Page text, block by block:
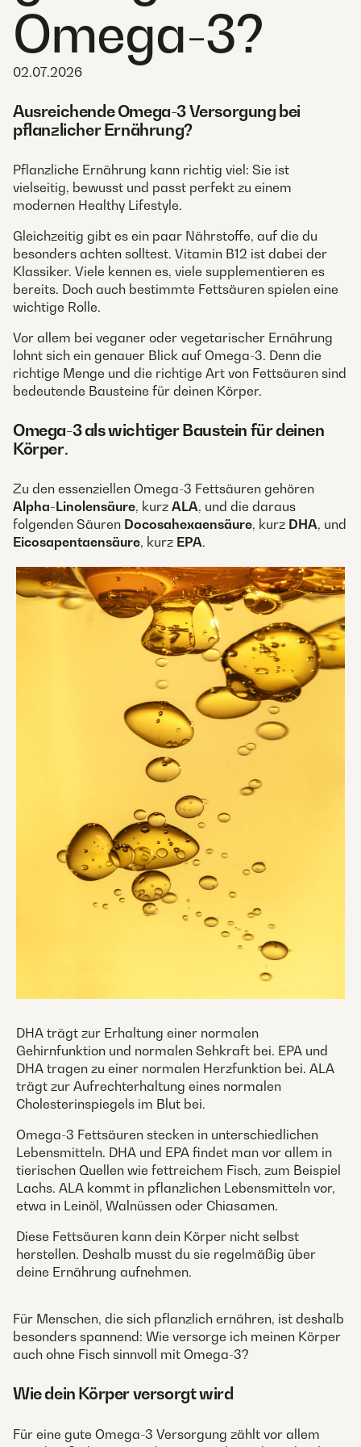
Omega-3?
02.07.2026
Ausreichende Omega-3 Versorgung bei
pflanzlicher Ernährung?
Pflanzliche Ernährung kann richtig viel: Sie ist
vielseitig, bewusst und passt perfekt zu einem
modernen Healthy Lifestyle.
Gleichzeitig gibt es ein paar Nährstoffe, auf die du
besonders achten solltest. Vitamin B12 ist dabei der
Klassiker. Viele kennen es, viele supplementieren es
bereits. Doch auch bestimmte Fettsäuren spielen eine
wichtige Rolle.
Vor allem bei veganer oder vegetarischer Ernährung
lohnt sich ein genauer Blick auf Omega-3. Denn die
richtige Menge und die richtige Art von Fettsäuren sind
bedeutende Bausteine für deinen Körper.
Omega-3 als wichtiger Baustein für deinen
Körper.
Zu den essenziellen Omega-3 Fettsäuren gehören
Alpha-Linolensäure, kurz ALA, und die daraus
folgenden Säuren Docosahexaensäure, kurz DHA, und
Eicosapentaensäure, kurz EPA.
DHA trägt zur Erhaltung einer normalen
Gehirnfunktion und normalen Sehkraft bei. EPA und
DHA tragen zu einer normalen Herzfunktion bei. ALA
trägt zur Aufrechterhaltung eines normalen
Cholesterinspiegels im Blut bei.
Omega-3 Fettsäuren stecken in unterschiedlichen
Lebensmitteln. DHA und EPA findet man vor allem in
tierischen Quellen wie fettreichem Fisch, zum Beispiel
Lachs. ALA kommt in pflanzlichen Lebensmitteln vor,
etwa in Leinöl, Walnüssen oder Chiasamen.
Diese Fettsäuren kann dein Körper nicht selbst
herstellen. Deshalb musst du sie regelmäßig über
deine Ernährung aufnehmen.
Für Menschen, die sich pflanzlich ernähren, ist deshalb
besonders spannend: Wie versorge ich meinen Körper
auch ohne Fisch sinnvoll mit Omega-3?
Wie dein Körper versorgt wird
Für eine gute Omega-3 Versorgung zählt vor allem